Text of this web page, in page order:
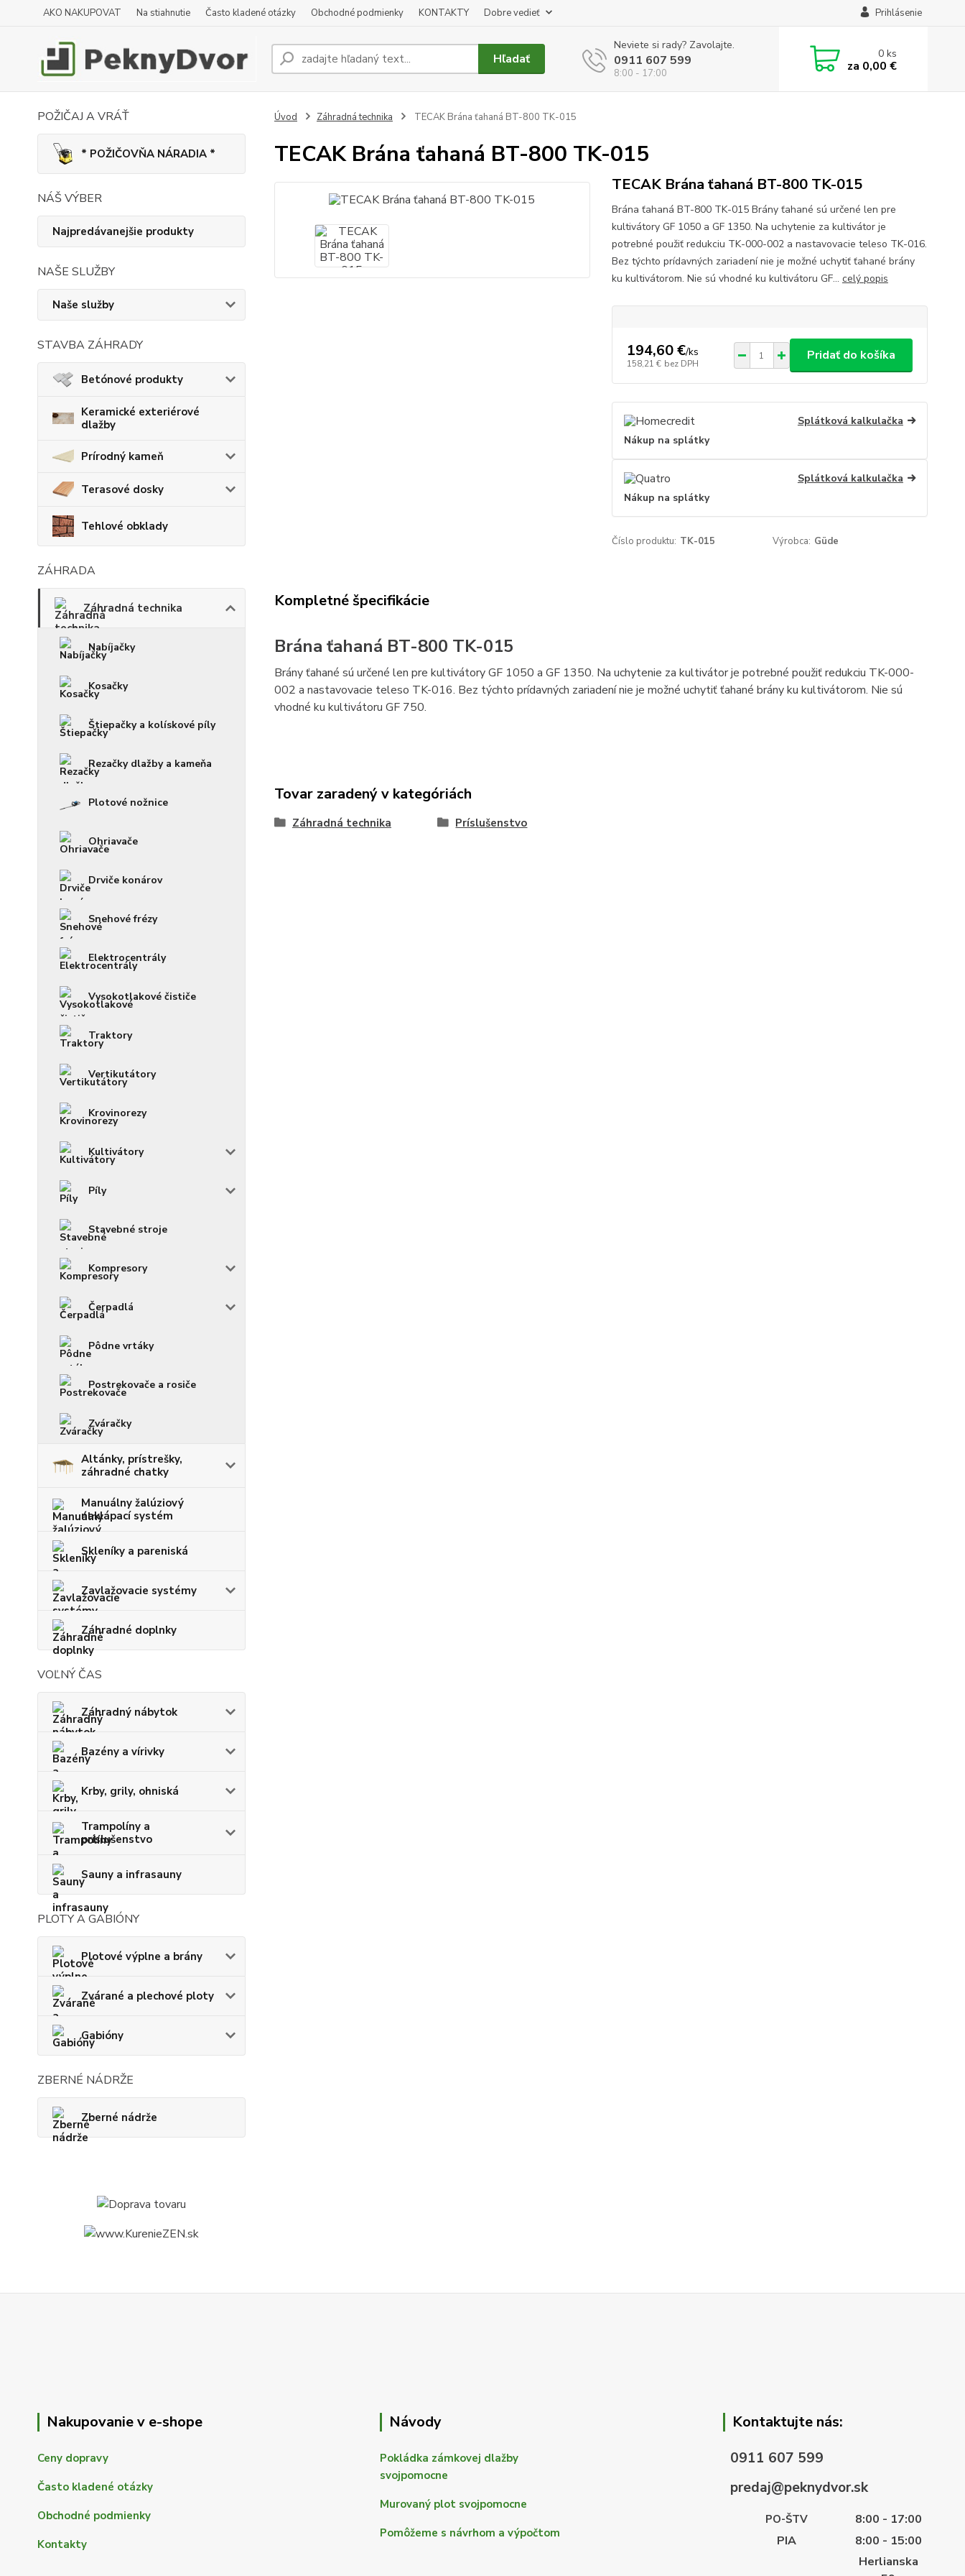
AKO NAKUPOVAT Na stiahnutie Často kladené otázky Obchodné podmienky KONTAKTY Dobre vedieť Prihlásenie
Hľadať
Neviete si rady? Zavolajte.
0911 607 599
8:00 - 17:00
0ks
za 0,00 €
POŽIČAJ A VRÁŤ
* POŽIČOVŇA NÁRADIA *
NÁŠ VÝBER
Najpredávanejšie produkty
NAŠE SLUŽBY
Naše služby
STAVBA ZÁHRADY
Betónové produkty
Keramické exteriérové
dlažby
Prírodný kameň
Terasové dosky
Tehlové obklady
ZÁHRADA
Záhradná technika
Nabíjačky
Kosačky
Štiepačky a kolískové píly
Rezačky dlažby a kameňa
Plotové nožnice
Ohriavače
Drviče konárov
Snehové frézy
Elektrocentrály
Vysokotlakové čističe
Traktory
Vertikutátory
Krovinorezy
Kultivátory
Píly
Stavebné stroje
Kompresory
Čerpadlá
Pôdne vrtáky
Postrekovače a rosiče
Zváračky
Altánky, prístrešky,
záhradné chatky
Manuálny žalúziový
naklápací systém
Skleníky a pareniská
Zavlažovacie systémy
Záhradné doplnky
VOĽNÝ ČAS
Záhradný nábytok
Bazény a vírivky
Krby, grily, ohniská
Trampolíny a
príslušenstvo
Sauny a infrasauny
PLOTY A GABIÓNY
Plotové výplne a brány
Zvárané a plechové ploty
Gabióny
ZBERNÉ NÁDRŽE
Zberné nádrže
Úvod Záhradná technika TECAK Brána ťahaná BT-800 TK-015
TECAK Brána ťahaná BT-800 TK-015
TECAK Brána ťahaná BT-800 TK-015
Brána ťahaná BT-800 TK-015 Brány ťahané sú určené len pre
kultivátory GF 1050 a GF 1350. Na uchytenie za kultivátor je
potrebné použiť redukciu TK-000-002 a nastavovacie teleso TK-016.
Bez týchto prídavných zariadení nie je možné uchytiť ťahané brány
ku kultivátorom. Nie sú vhodné ku kultivátoru GF... celý popis
194,60 €/ks
158,21 € bez DPH
Pridať do košíka
Splátková kalkulačka
Nákup na splátky
Splátková kalkulačka
Nákup na splátky
Číslo produktu: TK-015 Výrobca: Güde
Kompletné špecifikácie
Brána ťahaná BT-800 TK-015
Brány ťahané sú určené len pre kultivátory GF 1050 a GF 1350. Na uchytenie za kultivátor je potrebné použiť redukciu TK-000-
002 a nastavovacie teleso TK-016. Bez týchto prídavných zariadení nie je možné uchytiť ťahané brány ku kultivátorom. Nie sú
vhodné ku kultivátoru GF 750.
Tovar zaradený v kategóriách
Záhradná technika Príslušenstvo
Nakupovanie v e-shope
Ceny dopravy
Často kladené otázky
Obchodné podmienky
Kontakty
Návody
Pokládka zámkovej dlažby
svojpomocne
Murovaný plot svojpomocne
Pomôžeme s návrhom a výpočtom
Kontaktujte nás:
0911 607 599
predaj@peknydvor.sk
PO-ŠTV
8:00 - 17:00
PIA
8:00 - 15:00
Herlianska